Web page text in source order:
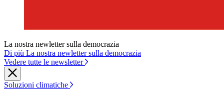
La nostra newletter sulla democrazia
Di più La nostra newletter sulla democrazia
Vedere tutte le newsletter
Soluzioni climatiche